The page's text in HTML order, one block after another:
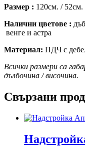
Размер : 120см. / 52см.
Налични цветове :
венге и астра
Материал: ПДЧ с
Всички размери са
дълбочина / височина.
Свързани